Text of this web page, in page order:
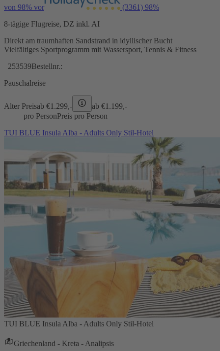
von 98% vor (3361) 98%
8-tägige Flugreise, DZ inkl. AI
Direkt am traumhaften Sandstrand in idyllischer Bucht
Vielfältiges Sportprogramm mit Wassersport, Tennis & Fitness
253539Bestellnr.:
Pauschalreise
Alter Preisab €1.299,- ab €1.199,-
pro PersonPreis pro Person
TUI BLUE Insula Alba - Adults Only Stil-Hotel
TUI BLUE Insula Alba - Adults Only Stil-Hotel
Griechenland - Kreta - Analipsis